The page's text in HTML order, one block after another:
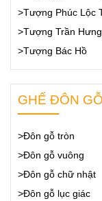
>Tượng Phúc Lộc
>Tượng Trần
>Tượng Bác Hồ
GHẾ ĐÔN GỖ
>Đôn gỗ tròn
>Đôn gỗ vuông
>Đôn gỗ chữ nhật
>Đôn gỗ lục giác